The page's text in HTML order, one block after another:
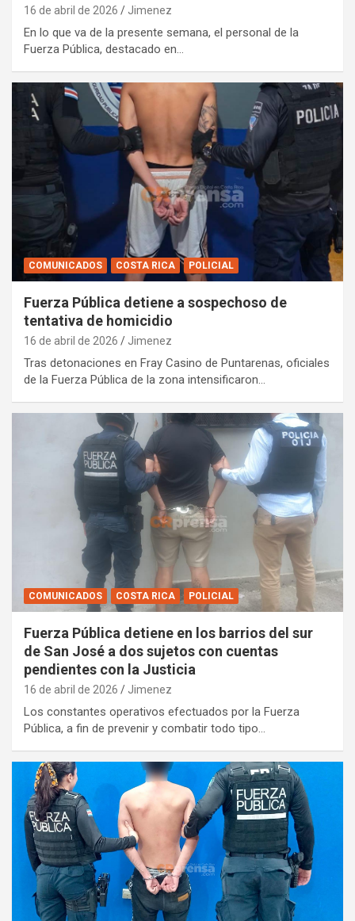
16 de abril de 2026 Jimenez
En lo que va de la presente semana, el personal de la
Fuerza Pública, destacado en…
COMUNICADOS COSTA RICA POLICIAL
Fuerza Pública detiene a sospechoso de
tentativa de homicidio
16 de abril de 2026 Jimenez
Tras detonaciones en Fray Casino de Puntarenas, oficiales
de la Fuerza Pública de la zona intensificaron…
COMUNICADOS COSTA RICA POLICIAL
Fuerza Pública detiene en los barrios del sur
de San José a dos sujetos con cuentas
pendientes con la Justicia
16 de abril de 2026 Jimenez
Los constantes operativos efectuados por la Fuerza
Pública, a fin de prevenir y combatir todo tipo…